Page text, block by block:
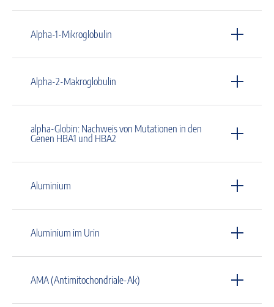
Alpha-1-Mikroglobulin
Alpha-2-Makroglobulin
alpha-Globin: Nachweis von Mutationen in den
Genen HBA1 und HBA2
Aluminium
Aluminium im Urin
AMA (Antimitochondriale-Ak)